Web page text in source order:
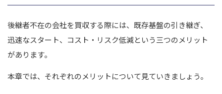
後継者不在の会社を買収する際には、既存基盤の引き継ぎ、
迅速なスタート、コスト・リスク低減という三つのメリット
があります。
本章では、それぞれのメリットについて見ていきましょう。